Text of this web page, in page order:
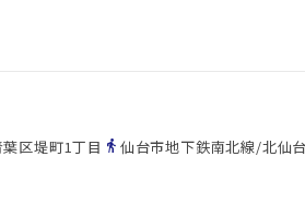
区堤町1丁目 directions_walk 仙台市地下鉄南北線/北仙